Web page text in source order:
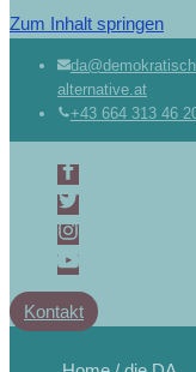
Zum Inhalt springen
alternative.at
+43 664 313 46
Kontakt